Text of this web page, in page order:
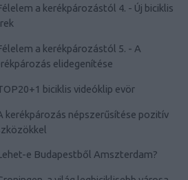
a kerékpározástól 4. - Új biciklis
a kerékpározástól 5. - A
elidegenítése
biciklis videóklip evör
kerékpározás népszerűsítése pozitív
e Budapestből Amszterdam?